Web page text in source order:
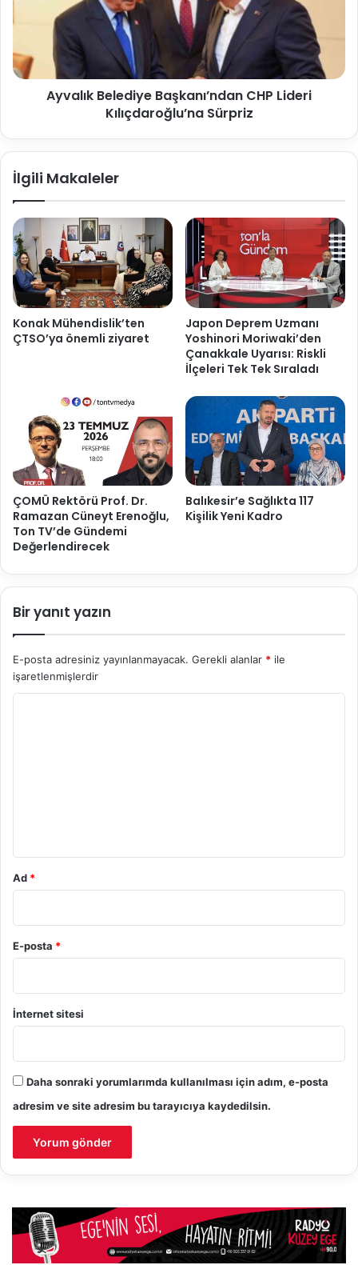
Ayvalık Belediye Başkanı’ndan CHP Lideri
Kılıçdaroğlu’na Sürpriz
İlgili Makaleler
Konak Mühendislik’ten
ÇTSO’ya önemli ziyaret
Japon Deprem Uzmanı
Yoshinori Moriwaki’den
Çanakkale Uyarısı: Riskli
İlçeleri Tek Tek Sıraladı
ÇOMÜ Rektörü Prof. Dr.
Ramazan Cüneyt Erenoğlu,
Ton TV’de Gündemi
Değerlendirecek
Balıkesir’e Sağlıkta 117
Kişilik Yeni Kadro
Bir yanıt yazın
E-posta adresiniz yayınlanmayacak. Gerekli alanlar * ile
işaretlenmişlerdir
Ad *
E-posta *
İnternet sitesi
Daha sonraki yorumlarımda kullanılması için adım, e-posta
adresim ve site adresim bu tarayıcıya kaydedilsin.